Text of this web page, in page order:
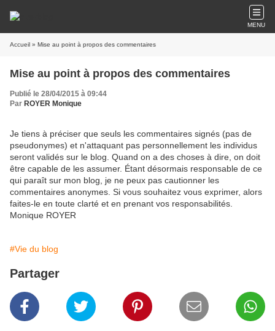
MENU
Accueil » Mise au point à propos des commentaires
Mise au point à propos des commentaires
Publié le 28/04/2015 à 09:44
Par ROYER Monique
Je tiens à préciser que seuls les commentaires signés (pas de
pseudonymes) et n'attaquant pas personnellement les individus
seront validés sur le blog. Quand on a des choses à dire, on doit
être capable de les assumer. Étant désormais responsable de ce
qui paraît sur mon blog, je ne peux pas cautionner les
commentaires anonymes. Si vous souhaitez vous exprimer, alors
faites-le en toute clarté et en prenant vos responsabilités.
Monique ROYER
#Vie du blog
Partager